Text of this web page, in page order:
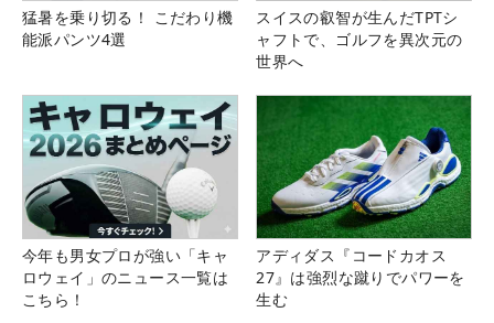
猛暑を乗り切る！ こだわり機
能派パンツ4選
スイスの叡智が生んだTPTシ
ャフトで、ゴルフを異次元の
世界へ
今年も男女プロが強い「キャ
ロウェイ」のニュース一覧は
こちら！
アディダス『コードカオス
27』は強烈な蹴りでパワーを
生む